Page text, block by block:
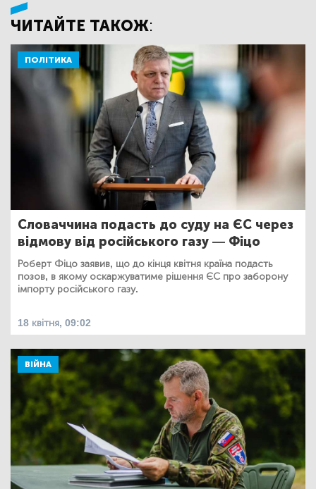
ЧИТАЙТЕ ТАКОЖ:
ПОЛІТИКА
Словаччина подасть до суду на ЄС через
відмову від російського газу — Фіцо
Роберт Фіцо заявив, що до кінця квітня країна подасть
позов, в якому оскаржуватиме рішення ЄС про заборону
імпорту російського газу.
18 квітня, 09:02
ВІЙНА